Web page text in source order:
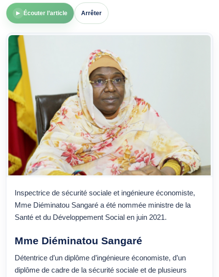
▶ Écouter l’article Arrêter
Inspectrice de sécurité sociale et ingénieure économiste,
Mme Diéminatou Sangaré a été nommée ministre de la
Santé et du Développement Social en juin 2021.
Mme Diéminatou Sangaré
Détentrice d’un diplôme d’ingénieure économiste, d’un
diplôme de cadre de la sécurité sociale et de plusieurs